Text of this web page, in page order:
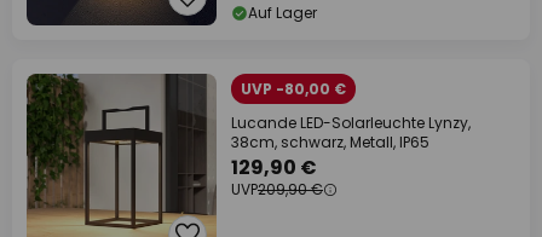
Auf Lager
UVP -80,00 €
Lucande LED-Solarleuchte Lynzy,
38cm, schwarz, Metall, IP65
129,90 €
UVP209,90 €